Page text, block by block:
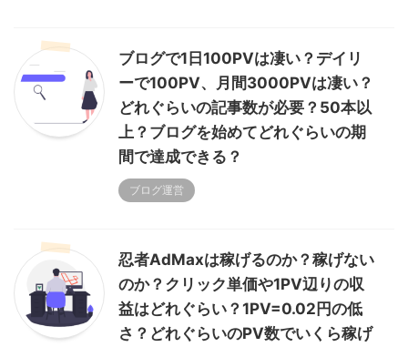
ブログで1日100PVは凄い？デイリ
ーで100PV、月間3000PVは凄い？
どれぐらいの記事数が必要？50本以
上？ブログを始めてどれぐらいの期
間で達成できる？
ブログ運営
忍者AdMaxは稼げるのか？稼げない
のか？クリック単価や1PV辺りの収
益はどれぐらい？1PV=0.02円の低
さ？どれぐらいのPV数でいくら稼げ